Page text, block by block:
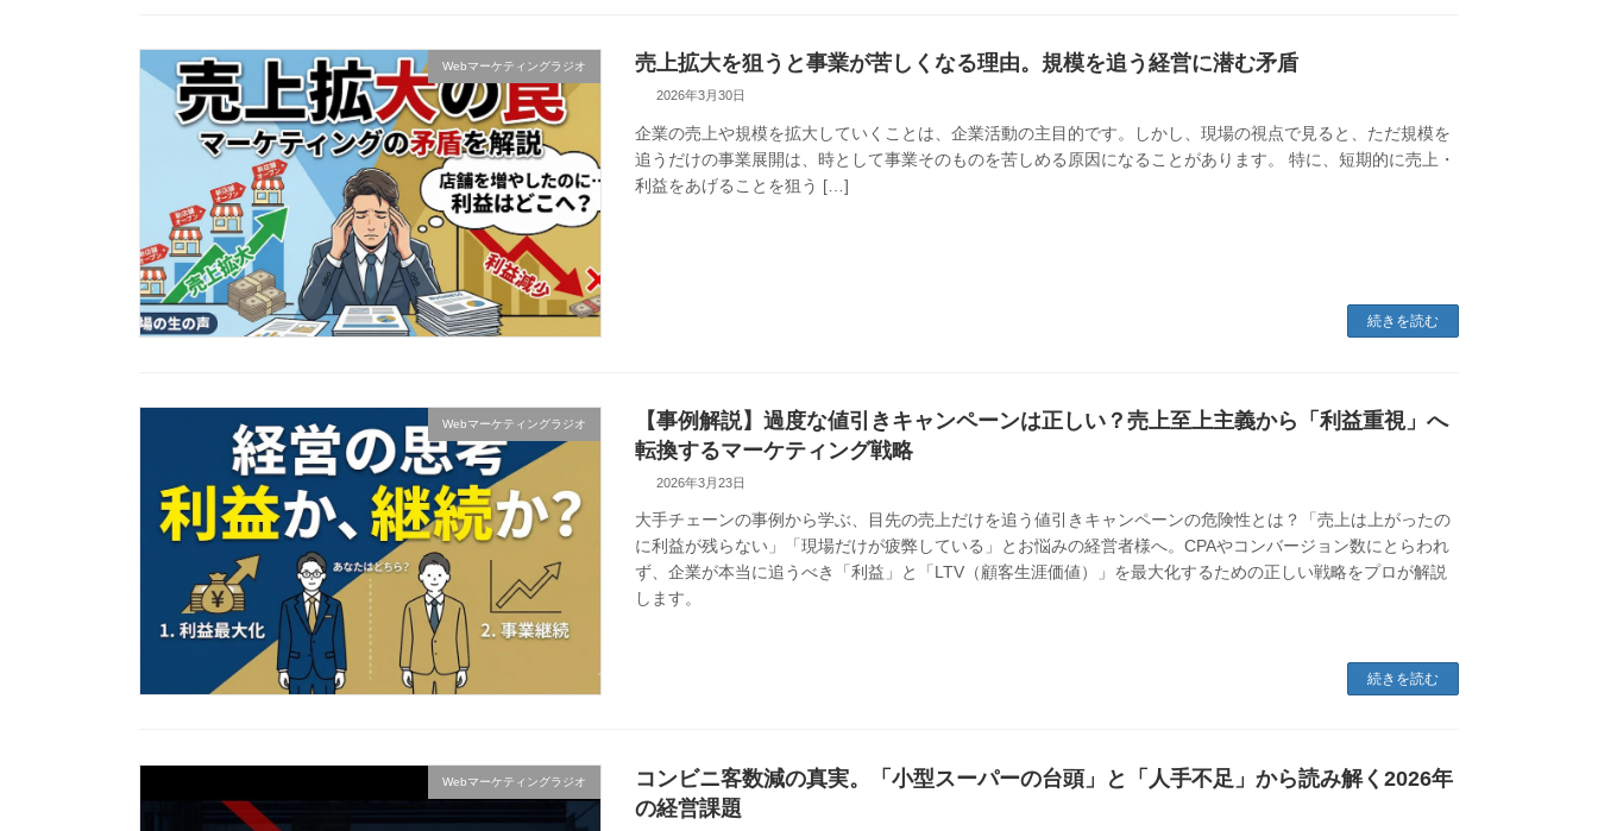
Webマーケティングラジオ 売上拡大を狙うと事業が苦しくなる理由。規模を追う経営に潜む矛盾
2026年3月30日
企業の売上や規模を拡大していくことは、企業活動の主目的です。しかし、現場の視点で見ると、ただ規模を
追うだけの事業展開は、時として事業そのものを苦しめる原因になることがあります。 特に、短期的に売上・
利益をあげることを狙う […]
続きを読む
Webマーケティングラジオ
【事例解説】過度な値引きキャンペーンは正しい？売上至上主義から「利益重視」へ
転換するマーケティング戦略
2026年3月23日
大手チェーンの事例から学ぶ、目先の売上だけを追う値引きキャンペーンの危険性とは？「売上は上がったの
に利益が残らない」「現場だけが疲弊している」とお悩みの経営者様へ。CPAやコンバージョン数にとらわれ
ず、企業が本当に追うべき「利益」と「LTV（顧客生涯価値）」を最大化するための正しい戦略をプロが解説
します。
続きを読む
Webマーケティングラジオ
コンビニ客数減の真実。「小型スーパーの台頭」と「人手不足」から読み解く2026年
の経営課題